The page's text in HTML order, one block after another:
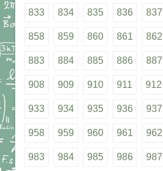
833 834 835 836 837
858 859 860 861 862
883 884 885 886 887
908 909 910 911 912
933 934 935 936 937
958 959 960 961 962
983 984 985 986 987